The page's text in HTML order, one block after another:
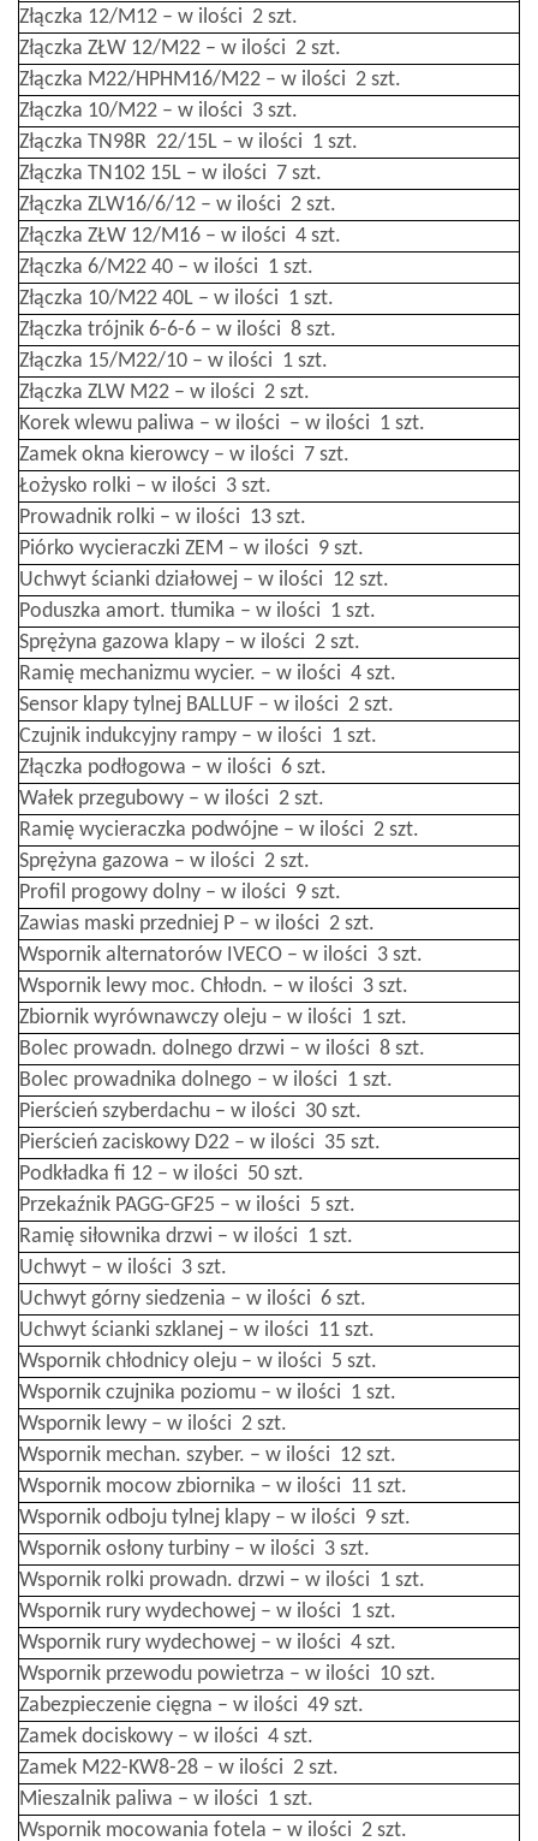
Złączka 12/M12 – w ilości 2 szt.
Złączka ZŁW 12/M22 – w ilości 2 szt.
Złączka M22/HPHM16/M22 – w ilości 2 szt.
Złączka 10/M22 – w ilości 3 szt.
Złączka TN98R 22/15L – w ilości 1 szt.
Złączka TN102 15L – w ilości 7 szt.
Złączka ZLW16/6/12 – w ilości 2 szt.
Złączka ZŁW 12/M16 – w ilości 4 szt.
Złączka 6/M22 40 – w ilości 1 szt.
Złączka 10/M22 40L – w ilości 1 szt.
Złączka trójnik 6-6-6 – w ilości 8 szt.
Złączka 15/M22/10 – w ilości 1 szt.
Złączka ZLW M22 – w ilości 2 szt.
Korek wlewu paliwa – w ilości – w ilości 1 szt.
Zamek okna kierowcy – w ilości 7 szt.
Łożysko rolki – w ilości 3 szt.
Prowadnik rolki – w ilości 13 szt.
Piórko wycieraczki ZEM – w ilości 9 szt.
Uchwyt ścianki działowej – w ilości 12 szt.
Poduszka amort. tłumika – w ilości 1 szt.
Sprężyna gazowa klapy – w ilości 2 szt.
Ramię mechanizmu wycier. – w ilości 4 szt.
Sensor klapy tylnej BALLUF – w ilości 2 szt.
Czujnik indukcyjny rampy – w ilości 1 szt.
Złączka podłogowa – w ilości 6 szt.
Wałek przegubowy – w ilości 2 szt.
Ramię wycieraczka podwójne – w ilości 2 szt.
Sprężyna gazowa – w ilości 2 szt.
Profil progowy dolny – w ilości 9 szt.
Zawias maski przedniej P – w ilości 2 szt.
Wspornik alternatorów IVECO – w ilości 3 szt.
Wspornik lewy moc. Chłodn. – w ilości 3 szt.
Zbiornik wyrównawczy oleju – w ilości 1 szt.
Bolec prowadn. dolnego drzwi – w ilości 8 szt.
Bolec prowadnika dolnego – w ilości 1 szt.
Pierścień szyberdachu – w ilości 30 szt.
Pierścień zaciskowy D22 – w ilości 35 szt.
Podkładka fi 12 – w ilości 50 szt.
Przekaźnik PAGG-GF25 – w ilości 5 szt.
Ramię siłownika drzwi – w ilości 1 szt.
Uchwyt – w ilości 3 szt.
Uchwyt górny siedzenia – w ilości 6 szt.
Uchwyt ścianki szklanej – w ilości 11 szt.
Wspornik chłodnicy oleju – w ilości 5 szt.
Wspornik czujnika poziomu – w ilości 1 szt.
Wspornik lewy – w ilości 2 szt.
Wspornik mechan. szyber. – w ilości 12 szt.
Wspornik mocow zbiornika – w ilości 11 szt.
Wspornik odboju tylnej klapy – w ilości 9 szt.
Wspornik osłony turbiny – w ilości 3 szt.
Wspornik rolki prowadn. drzwi – w ilości 1 szt.
Wspornik rury wydechowej – w ilości 1 szt.
Wspornik rury wydechowej – w ilości 4 szt.
Wspornik przewodu powietrza – w ilości 10 szt.
Zabezpieczenie cięgna – w ilości 49 szt.
Zamek dociskowy – w ilości 4 szt.
Zamek M22-KW8-28 – w ilości 2 szt.
Mieszalnik paliwa – w ilości 1 szt.
Wspornik mocowania fotela – w ilości 2 szt.